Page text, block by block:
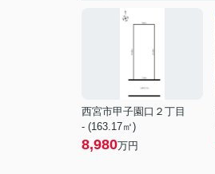
西宮市甲子園口２丁目
- (163.17㎡)
8,980万円